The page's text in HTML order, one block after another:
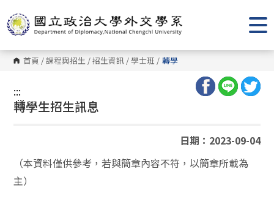
到
主
要
內
容
區 首頁 /課程與招生 /招生資訊 /學士班 / 轉學
:::
:::
轉學生招生訊息
日期：2023-09-04
（本資料僅供參考，若與簡章內容不符，以簡章所載為
主）